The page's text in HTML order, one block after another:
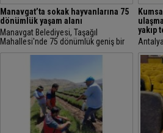
Manavgat’ta sokak hayvanlarına 75
dönümlük yaşam alanı
Manavgat Belediyesi, Taşağıl
Mahallesi'nde 75 dönümlük geniş bir
alanda Sokak Hayvanları Doğal Yaşam
yakıp